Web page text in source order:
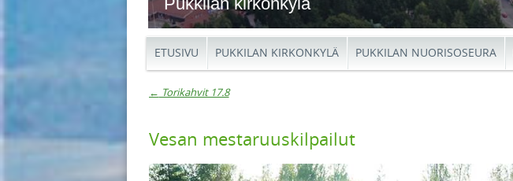
ETUSIVU PUKKILAN KIRKONKYLÄ PUKKILAN NUORISOSEURA
← Torikahvit 17.8
Vesan mestaruuskilpailut